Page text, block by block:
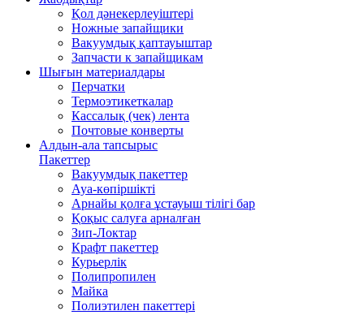
Қол дәнекерлеуіштері
Ножные запайщики
Вакуумдық қаптауыштар
Запчасти к запайщикам
Шығын материалдары
Перчатки
Термоэтикеткалар
Кассалық (чек) лента
Почтовые конверты
Алдын-ала тапсырыс
Пакеттер
Вакуумдық пакеттер
Ауа-көпіршікті
Арнайы қолға ұстауыш тілігі бар
Қоқыс салуға арналған
Зип-Локтар
Крафт пакеттер
Курьерлік
Полипропилен
Майка
Полиэтилен пакеттері